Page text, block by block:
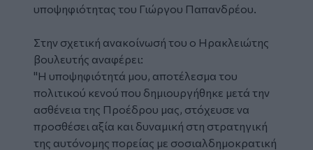
υποψηφιότητας του Γιώργου Παπανδρέου.
Στην σχετική ανακοίνωσή του ο Ηρακλειώτης
βουλευτής αναφέρει:
"Η υποψηφιότητά μου, αποτέλεσμα του
πολιτικού κενού που δημιουργήθηκε μετά την
ασθένεια της Προέδρου μας, στόχευσε να
προσθέσει αξία και δυναμική στη στρατηγική
της αυτόνομης πορείας με σοσιαλδημοκρατική